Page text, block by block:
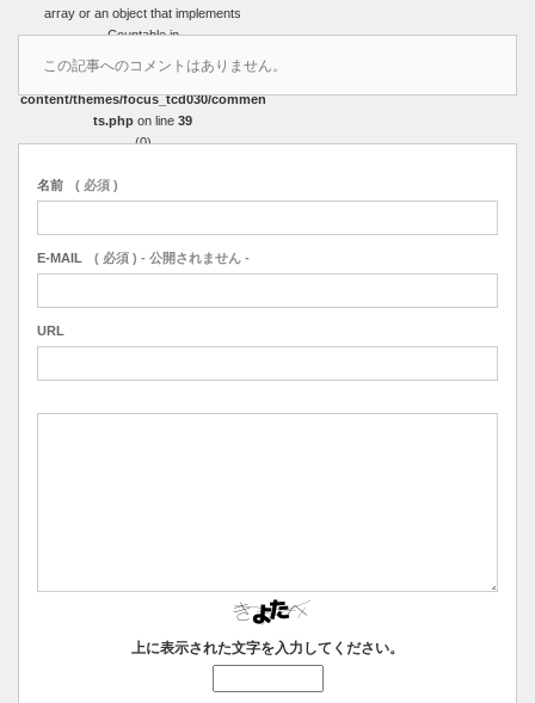
array or an object that implements
Countable in
/home/r3751327/public_html/sasakicoat
ing.com/wp-
content/themes/focus_tcd030/commen
ts.php on line 39
(0)
この記事へのコメントはありません。
名前 ( 必須 )
E-MAIL ( 必須 ) - 公開されません -
URL
上に表示された文字を入力してください。